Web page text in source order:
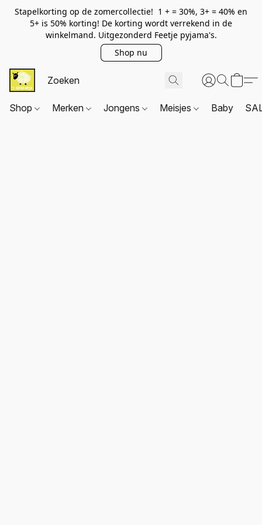
Stapelkorting op de zomercollectie! 1 + = 30%, 3+ = 40% en
5+ is 50% korting! De korting wordt verrekend in de
winkelmand. Uitgezonderd Feetje pyjama's.
Shop nu
Shop Merken Jongens Meisjes Baby